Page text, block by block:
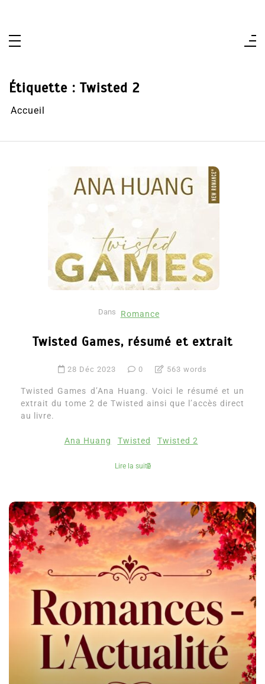
Étiquette : Twisted 2
Accueil
Dans Romance
Twisted Games, résumé et extrait
28 Déc 2023 0 563 words
Twisted Games d’Ana Huang. Voici le résumé et un
extrait du tome 2 de Twisted ainsi que l’accès direct
au livre.
Ana Huang Twisted Twisted 2
Lire la suite